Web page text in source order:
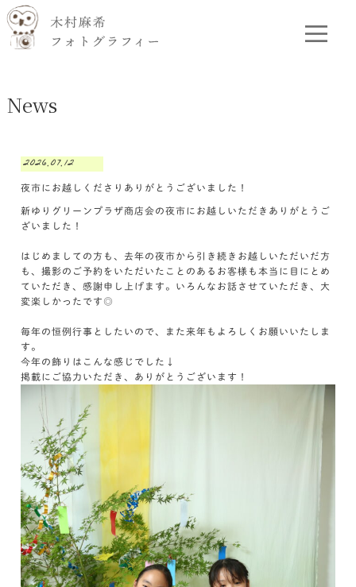
News
2026.07.12
夜市にお越しくださりありがとうございました！
新ゆりグリーンプラザ商店会の夜市にお越しいただきありがとうご
ざいました！
はじめましての方も、去年の夜市から引き続きお越しいただいだ方
も、撮影のご予約をいただいたことのあるお客様も本当に目にとめ
ていただき、感謝申し上げます。いろんなお話させていただき、大
変楽しかったです◎
毎年の恒例行事としたいので、また来年もよろしくお願いいたしま
す。
今年の飾りはこんな感じでした↓
掲載にご協力いただき、ありがとうございます！